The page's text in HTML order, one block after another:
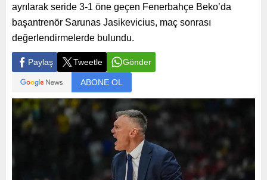
ayrılarak seride 3-1 öne geçen Fenerbahçe Beko’da
başantrenör Sarunas Jasikevicius, maç sonrası
değerlendirmelerde bulundu.
Paylaş Tweetle Gönder
ABONE OL